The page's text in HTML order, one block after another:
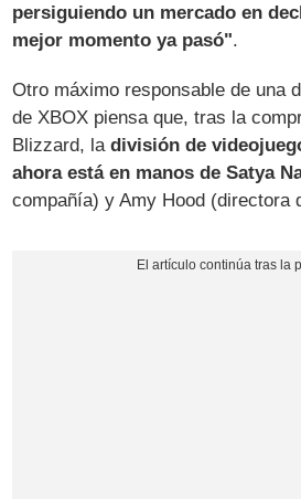
persiguiendo un mercado en
mejor momento ya pasó".
Otro máximo responsable de una
de XBOX piensa que, tras la
Blizzard, ladivisión de
ahora está en manos de Satya
compañía) y Amy Hood (directora